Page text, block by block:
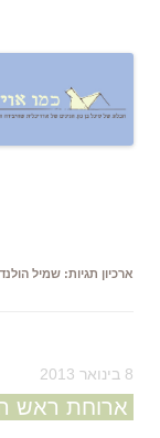
ארכיון תגיות: שמיל הולנד
8 בינואר 2013
ארוחת ראש